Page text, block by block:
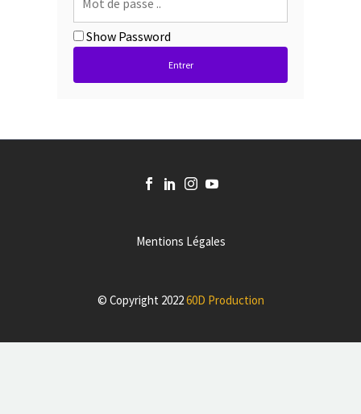
Show Password
Entrer
Mentions Légales
© Copyright 202260D Production